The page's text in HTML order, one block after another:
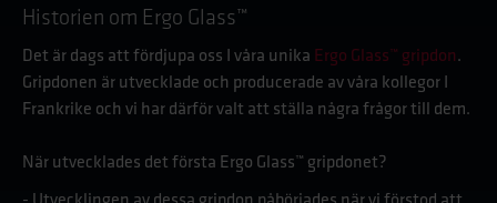
Historien om Ergo Glass™
Det är dags att fördjupa oss I våra unika Ergo Glass™ gripdon.
Gripdonen är utvecklade och producerade av våra kollegor I
Frankrike och vi har därför valt att ställa några frågor till dem.
När utvecklades det första Ergo Glass™ gripdonet?